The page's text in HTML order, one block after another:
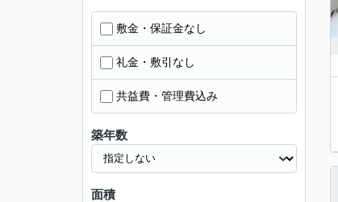
敷金・保証金なし
礼金・敷引なし
共益費・管理費込み
築年数
面積